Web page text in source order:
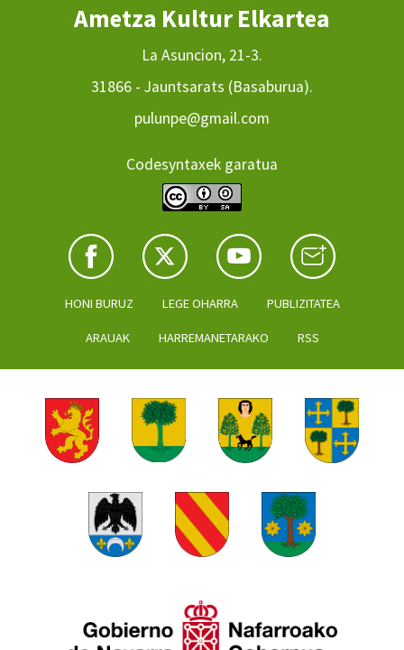
Ametza Kultur Elkartea
La Asuncion, 21-3.
31866 - Jauntsarats (Basaburua).
pulunpe@gmail.com
Codesyntaxek garatua
HONI BURUZ LEGE OHARRA PUBLIZITATEA
ARAUAK HARREMANETARAKO RSS